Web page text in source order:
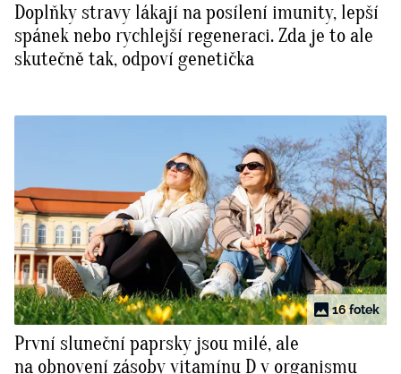
Doplňky stravy lákají na posílení imunity, lepší
spánek nebo rychlejší regeneraci. Zda je to ale
skutečně tak, odpoví genetička
16 fotek
První sluneční paprsky jsou milé, ale
na obnovení zásoby vitamínu D v organismu